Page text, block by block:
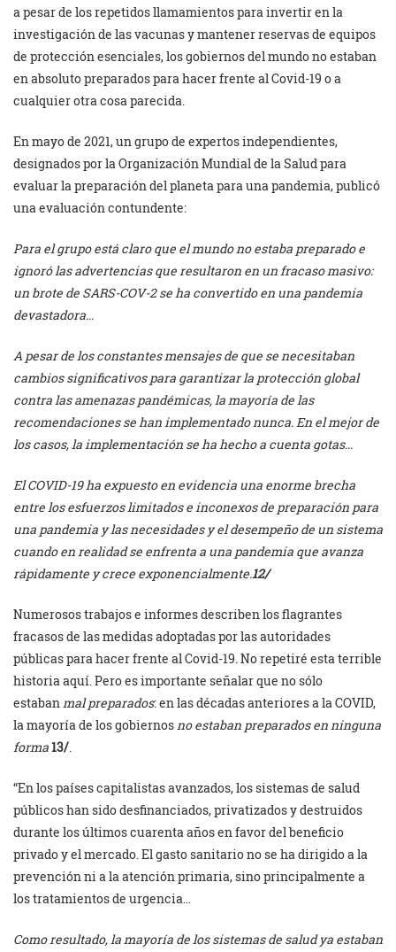
a pesar de los repetidos llamamientos para invertir en la
investigación de las vacunas y mantener reservas de equipos
de protección esenciales, los gobiernos del mundo no estaban
en absoluto preparados para hacer frente al Covid-19 o a
cualquier otra cosa parecida.
En mayo de 2021, un grupo de expertos independientes,
designados por la Organización Mundial de la Salud para
evaluar la preparación del planeta para una pandemia, publicó
una evaluación contundente:
Para el grupo está claro que el mundo no estaba preparado e
ignoró las advertencias que resultaron en un fracaso masivo:
un brote de SARS-COV-2 se ha convertido en una pandemia
devastadora…
A pesar de los constantes mensajes de que se necesitaban
cambios significativos para garantizar la protección global
contra las amenazas pandémicas, la mayoría de las
recomendaciones se han implementado nunca. En el mejor de
los casos, la implementación se ha hecho a cuenta gotas…
El COVID-19 ha expuesto en evidencia una enorme brecha
entre los esfuerzos limitados e inconexos de preparación para
una pandemia y las necesidades y el desempeño de un sistema
cuando en realidad se enfrenta a una pandemia que avanza
rápidamente y crece exponencialmente.12/
Numerosos trabajos e informes describen los flagrantes
fracasos de las medidas adoptadas por las autoridades
públicas para hacer frente al Covid-19. No repetiré esta terrible
historia aquí. Pero es importante señalar que no sólo
estabanmal preparados: en las décadas anteriores a la COVID,
la mayoría de los gobiernosno estaban preparados en ninguna
forma13/.
“En los países capitalistas avanzados, los sistemas de salud
públicos han sido desfinanciados, privatizados y destruidos
durante los últimos cuarenta años en favor del beneficio
privado y el mercado. El gasto sanitario no se ha dirigido a la
prevención ni a la atención primaria, sino principalmente a
los tratamientos de urgencia…
Como resultado, la mayoría de los sistemas de salud ya estaban